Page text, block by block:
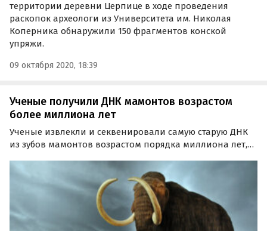
территории деревни Церпице в ходе проведения
раскопок археологи из Университета им. Николая
Коперника обнаружили 150 фрагментов конской
упряжи.
09 октября 2020, 18:39
Ученые получили ДНК мамонтов возрастом
более миллиона лет
Ученые извлекли и секвенировали самую старую ДНК
из зубов мамонтов возрастом порядка миллиона лет,
информация была обнародована в среду, 17 февраля
2021 года в журнале Nature.